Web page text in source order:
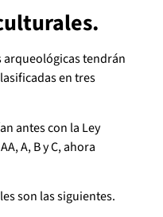
arqueológicas tendrán
en tres
antes con la Ley
A, B y C, ahora
son las siguientes.